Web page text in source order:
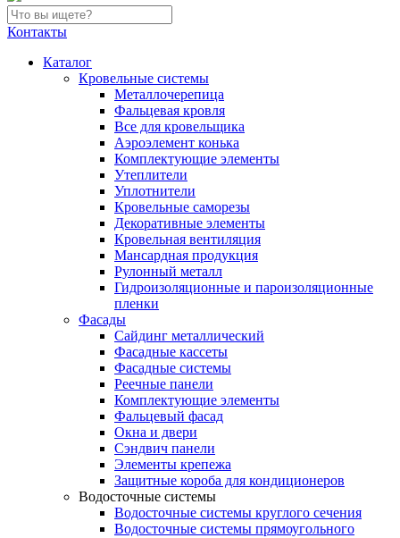
Контакты
Каталог
Кровельные системы
Металлочерепица
Фальцевая кровля
Все для кровельщика
Аэроэлемент конька
Комплектующие элементы
Утеплители
Уплотнители
Кровельные саморезы
Декоративные элементы
Кровельная вентиляция
Мансардная продукция
Рулонный металл
Гидроизоляционные и пароизоляционные
пленки
Фасады
Сайдинг металлический
Фасадные кассеты
Фасадные системы
Реечные панели
Комплектующие элементы
Фальцевый фасад
Окна и двери
Сэндвич панели
Элементы крепежа
Защитные короба для кондиционеров
Водосточные системы
Водосточные системы круглого сечения
Водосточные системы прямоугольного